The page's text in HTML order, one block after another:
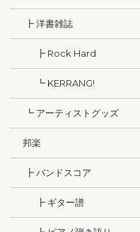
┣ 洋書雑誌
┣ Rock Hard
┗ KERRANG!
┗ アーティストグッズ
邦楽
┣ バンドスコア
┣ ギター譜